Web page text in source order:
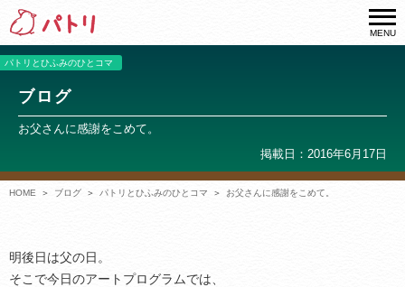
MENU
パトリとひふみのひとコマ
ブログ
お父さんに感謝をこめて。
掲載日：2016年6月17日
HOME ブログ パトリとひふみのひとコマ お父さんに感謝をこめて。
明後日は父の日。
そこで今日のアートプログラムでは、